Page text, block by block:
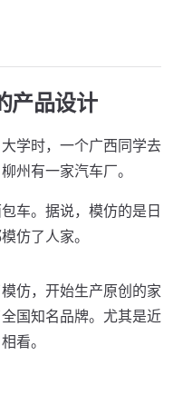
产品设计
学时，一个广西同学去
州有一家汽车厂。
车。据说，模仿的是日
仿了人家。
仿，开始生产原创的家
国知名品牌。尤其是近
看。